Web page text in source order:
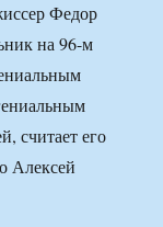
Федор
на 96-м
считает его
Алексей